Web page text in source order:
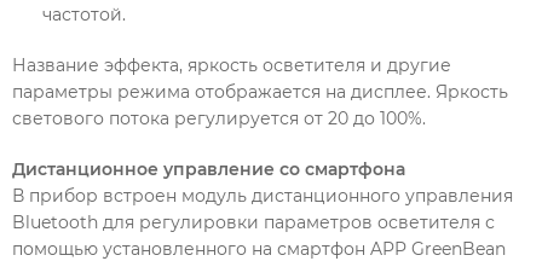
частотой.
Название эффекта, яркость осветителя и другие
параметры режима отображается на дисплее. Яркость
светового потока регулируется от 20 до 100%.
Дистанционное управление со смартфона
В прибор встроен модуль дистанционного управления
Bluetooth для регулировки параметров осветителя с
помощью установленного на смартфон APP GreenBean